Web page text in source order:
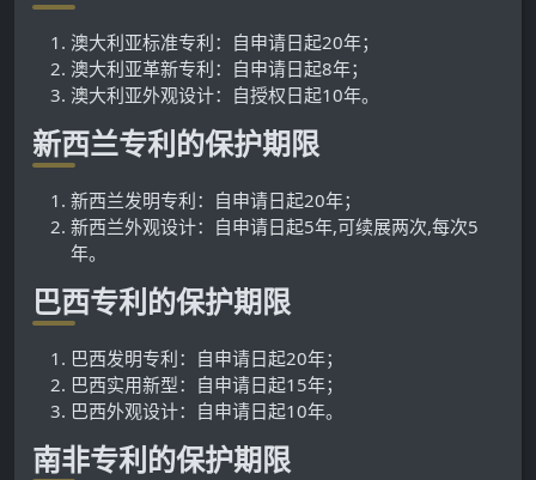
澳大利亚标准专利：自申请日起20年；
澳大利亚革新专利：自申请日起8年；
澳大利亚外观设计：自授权日起10年。
新西兰专利的保护期限
新西兰发明专利：自申请日起20年；
新西兰外观设计：自申请日起5年,可续展两次,每次5
年。
巴西专利的保护期限
巴西发明专利：自申请日起20年；
巴西实用新型：自申请日起15年；
巴西外观设计：自申请日起10年。
南非专利的保护期限